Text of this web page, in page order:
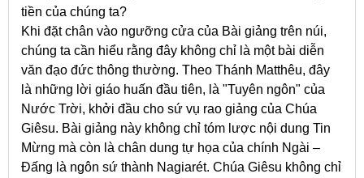
tiền của chúng ta?
Khi đặt chân vào ngưỡng cửa của Bài giảng trên núi,
chúng ta cần hiểu rằng đây không chỉ là một bài diễn
văn đạo đức thông thường. Theo Thánh Matthêu, đây
là những lời giáo huấn đầu tiên, là "Tuyên ngôn" của
Nước Trời, khởi đầu cho sứ vụ rao giảng của Chúa
Giêsu. Bài giảng này không chỉ tóm lược nội dung Tin
Mừng mà còn là chân dung tự họa của chính Ngài –
Đấng là ngôn sứ thành Nagiarét. Chúa Giêsu không chỉ